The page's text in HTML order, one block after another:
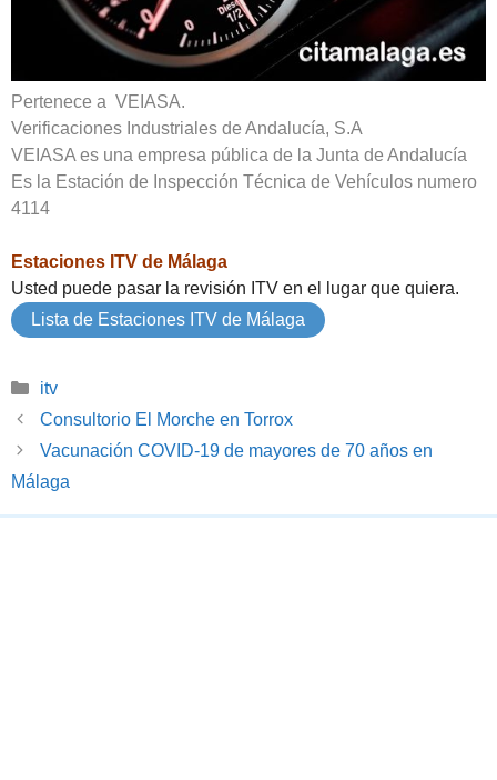
Pertenece a VEIASA.
Verificaciones Industriales de Andalucía, S.A
VEIASA es una empresa pública de la Junta de Andalucía
Es la Estación de Inspección Técnica de Vehículos numero
4114
Estaciones ITV de Málaga
Usted puede pasar la revisión ITV en el lugar que quiera.
Lista de Estaciones ITV de Málaga
Categorías
itv
Consultorio El Morche en Torrox
Vacunación COVID-19 de mayores de 70 años en
Málaga